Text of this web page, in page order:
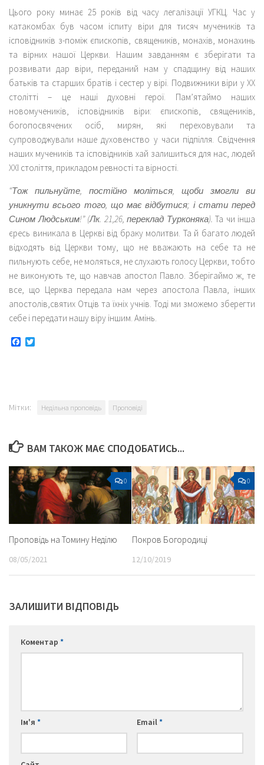
Цього року минає 25 років від часу легалізації УГКЦ. Час у
катакомбах був часом іспиту віри для тисяч мучеників та
ісповідників з-поміж єпископів, священиків, монахів, монахинь
та вірних нашої Церкви. Нашим завданням є зберігати та
розвивати дар віри, переданий нам у спадщину від наших
батьків та старших братів і сестер у вірі. Подвижники віри у ХХ
столітті – це наші духовні герої. Пам’ятаймо наших
новомучеників, ісповідників віри: єпископів, священиків,
богопосвячених осіб, мирян, які переховували та
супроводжували наше духовенство у часи підпілля. Свідчення
наших мучеників та ісповідників хай залишиться для нас, людей
ХХІ століття, прикладом ревності та вірності.
“Тож пильнуйте, постійно моліться, щоби змогли ви
уникнути всього того, що має відбутися; і стати перед
Сином Людським!” (Лк. 21,26, переклад Турконяка). Та чи інша
єресь виникала в Церкві від браку молитви. Та й багато людей
відходять від Церкви тому, що не вважають на себе та не
пильнують себе, не моляться, не слухають голосу Церкви, тобто
не виконують те, що навчав апостол Павло. Зберігаймо ж, те
все, що Церква передала нам через апостола Павла, інших
апостолів,святих Отців та їхніх учнів. Тоді ми зможемо зберегти
себе і передати нашу віру іншим. Амінь.
Facebook
Мітки: Недільна проповідь Проповіді
ВАМ ТАКОЖ МАЄ СПОДОБАТИСЬ...
0
Проповідь на Томину Неділю
08/05/2021
0
Покров Богородиці
12/10/2019
ЗАЛИШИТИ ВІДПОВІДЬ
Коментар *
Ім'я * Email*